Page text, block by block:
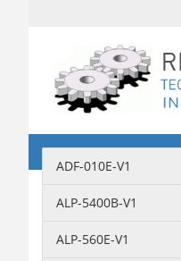
ADF-010E-V1
ALP-5400B-V1
ALP-560E-V1